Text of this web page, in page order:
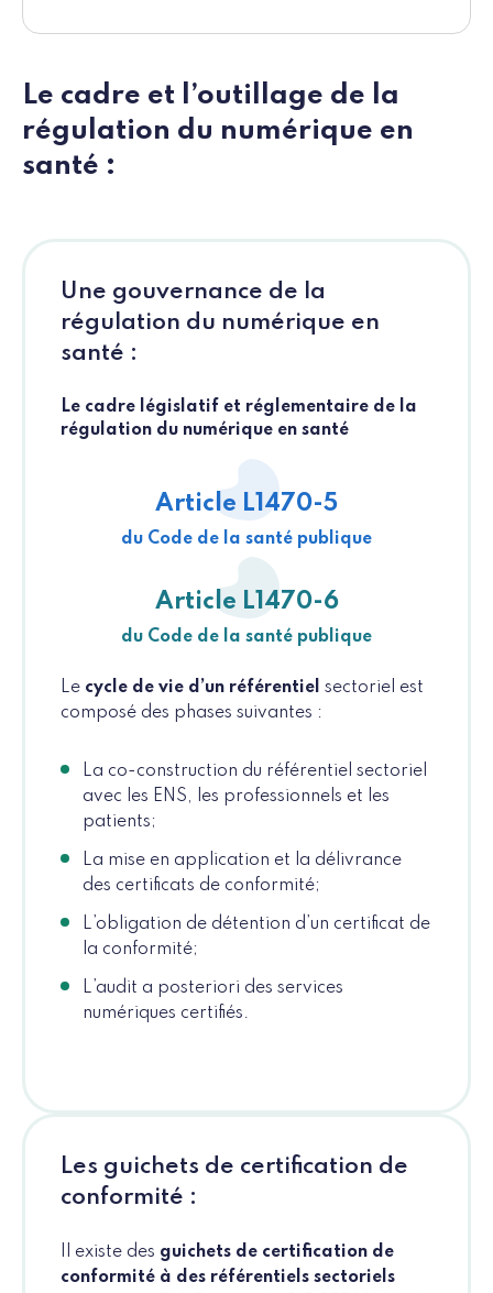
Le cadre et l’outillage de la
régulation du numérique en
santé :
Une gouvernance de la
régulation du numérique en
santé :
Le cadre législatif et réglementaire de la
régulation du numérique en santé
Article L1470-5
du Code de la santé publique
Article L1470-6
du Code de la santé publique
Le cycle de vie d’un référentiel sectoriel est
composé des phases suivantes :
La co-construction du référentiel sectoriel
avec les ENS, les professionnels et les
patients;
La mise en application et la délivrance
des certificats de conformité;
L’obligation de détention d’un certificat de
la conformité;
L’audit a posteriori des services
numériques certifiés.
Les guichets de certification de
conformité :
Il existe des guichets de certification de
conformité à des référentiels sectoriels